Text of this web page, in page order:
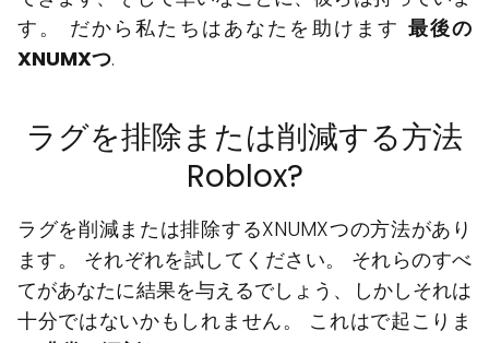
す。 だから私たちはあなたを助けます 最後の
XNUMXつ.
ラグを排除または削減する方法
Roblox?
ラグを削減または排除するXNUMXつの方法があり
ます。 それぞれを試してください。 それらのすべ
てがあなたに結果を与えるでしょう、しかしそれは
十分ではないかもしれません。 これはで起こりま